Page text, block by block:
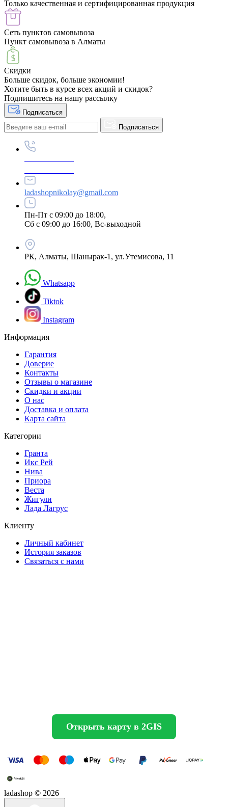
Только качественная и сертифицированная продукция
Сеть пунктов самовывоза
Пункт самовывоза в Алматы
Скидки
Больше скидок, больше экономии!
Хотите быть в курсе всех акций и скидок?
Подпишитесь на нашу рассылку
Подписаться
Подписаться
ladashopnikolay@gmail.com
Пн-Пт с 09:00 до 18:00,
Сб с 09:00 до 16:00, Вс-выходной
РК, Алматы, Шанырак-1, ул.Утемисова, 11
Whatsapp
Tiktok
Instagram
Информация
Гарантия
Доверие
Контакты
Отзывы о магазине
Скидки и акции
О нас
Доставка и оплата
Карта сайта
Категории
Гранта
Икс Рей
Нива
Приора
Веста
Жигули
Лада Лагрус
Клиенту
Личный кабинет
История заказов
Связаться с нами
Открыть карту в 2GIS
ladashop © 2026